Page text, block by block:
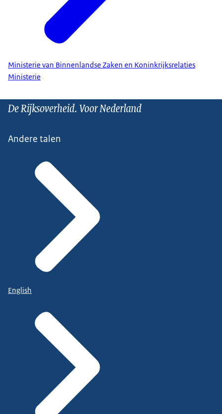
Ministerie van Binnenlandse Zaken en Koninkrijksrelaties
Ministerie
De Rijksoverheid. Voor Nederland
Andere talen
English